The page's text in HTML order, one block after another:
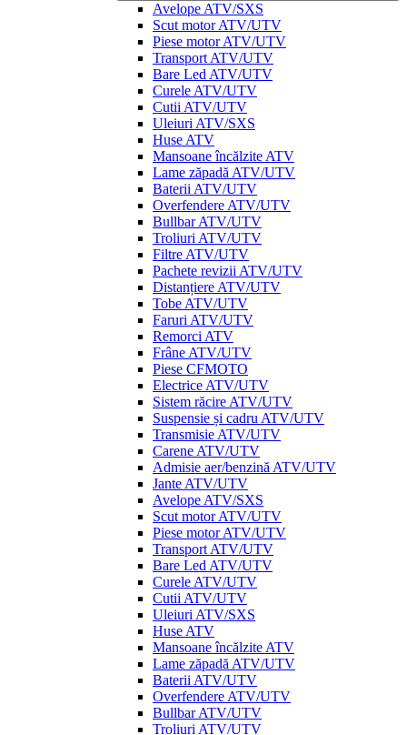
Avelope ATV/SXS
Scut motor ATV/UTV
Piese motor ATV/UTV
Transport ATV/UTV
Bare Led ATV/UTV
Curele ATV/UTV
Cutii ATV/UTV
Uleiuri ATV/SXS
Huse ATV
Mansoane încălzite ATV
Lame zăpadă ATV/UTV
Baterii ATV/UTV
Overfendere ATV/UTV
Bullbar ATV/UTV
Troliuri ATV/UTV
Filtre ATV/UTV
Pachete revizii ATV/UTV
Distanțiere ATV/UTV
Tobe ATV/UTV
Faruri ATV/UTV
Remorci ATV
Frâne ATV/UTV
Piese CFMOTO
Electrice ATV/UTV
Sistem răcire ATV/UTV
Suspensie și cadru ATV/UTV
Transmisie ATV/UTV
Carene ATV/UTV
Admisie aer/benzină ATV/UTV
Jante ATV/UTV
Avelope ATV/SXS
Scut motor ATV/UTV
Piese motor ATV/UTV
Transport ATV/UTV
Bare Led ATV/UTV
Curele ATV/UTV
Cutii ATV/UTV
Uleiuri ATV/SXS
Huse ATV
Mansoane încălzite ATV
Lame zăpadă ATV/UTV
Baterii ATV/UTV
Overfendere ATV/UTV
Bullbar ATV/UTV
Troliuri ATV/UTV